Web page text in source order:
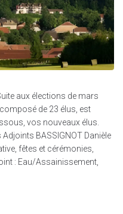
aux élections de mars
de 23 élus, est
vos nouveaux élus.
Adjoints BASSIGNOT Danièle
fêtes et cérémonies,
: Eau/Assainissement,